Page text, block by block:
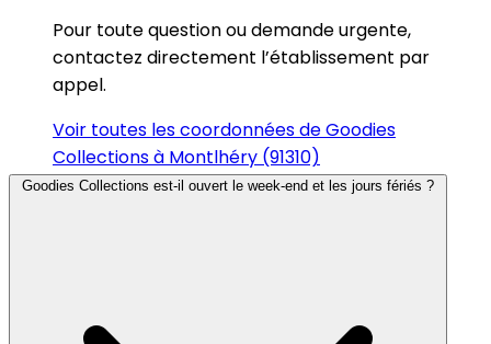
Pour toute question ou demande urgente,
contactez directement l’établissement par
appel.
Voir toutes les coordonnées de Goodies
Collections à Montlhéry (91310)
Goodies Collections est-il ouvert le week-end et les jours fériés ?